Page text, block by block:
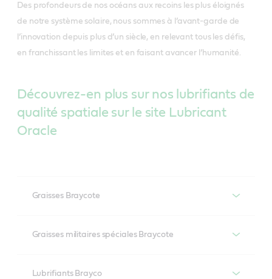
Des profondeurs de nos océans aux recoins les plus éloignés
de notre système solaire, nous sommes à l’avant-garde de
l’innovation depuis plus d’un siècle, en relevant tous les défis,
en franchissant les limites et en faisant avancer l’humanité.
Découvrez-en plus sur nos lubrifiants de
qualité spatiale sur le site Lubricant
Oracle
Graisses Braycote
Graisses militaires spéciales Braycote
Lubrifiants Brayco